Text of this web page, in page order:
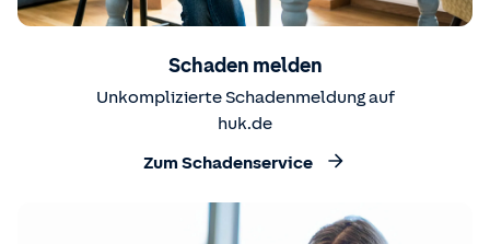
Schaden melden
Unkomplizierte Schadenmeldung auf
huk.de
Zum Schadenservice